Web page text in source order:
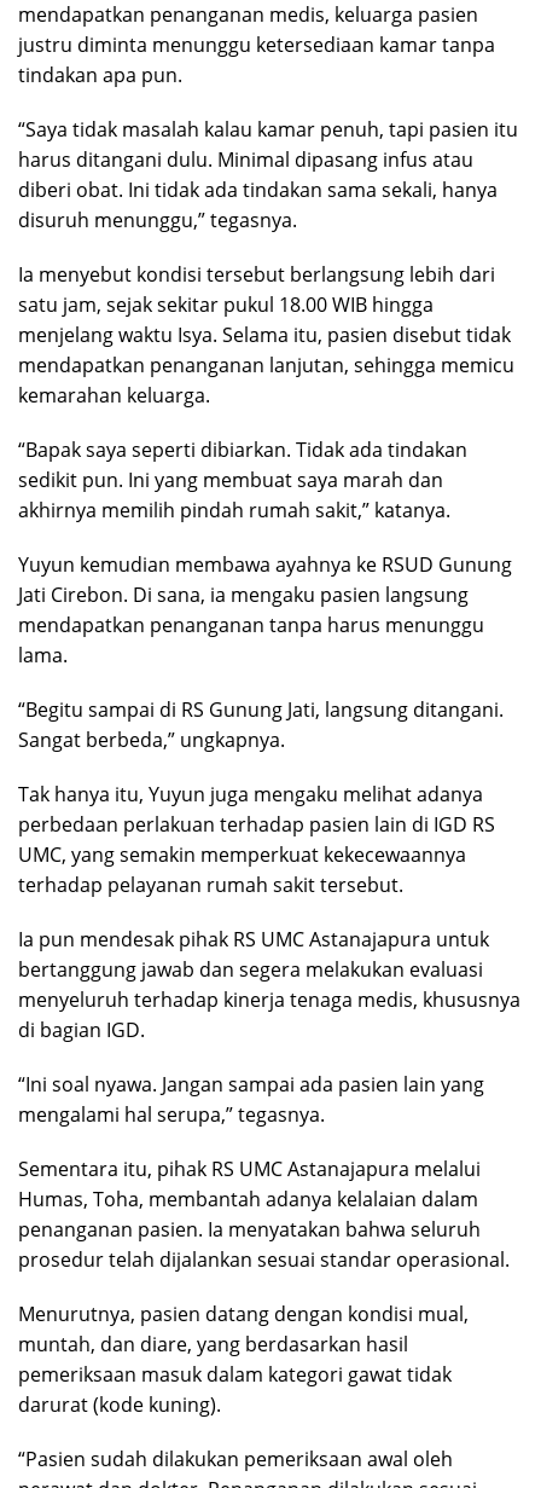
mendapatkan penanganan medis, keluarga pasien
justru diminta menunggu ketersediaan kamar tanpa
tindakan apa pun.
“Saya tidak masalah kalau kamar penuh, tapi pasien itu
harus ditangani dulu. Minimal dipasang infus atau
diberi obat. Ini tidak ada tindakan sama sekali, hanya
disuruh menunggu,” tegasnya.
Ia menyebut kondisi tersebut berlangsung lebih dari
satu jam, sejak sekitar pukul 18.00 WIB hingga
menjelang waktu Isya. Selama itu, pasien disebut tidak
mendapatkan penanganan lanjutan, sehingga memicu
kemarahan keluarga.
“Bapak saya seperti dibiarkan. Tidak ada tindakan
sedikit pun. Ini yang membuat saya marah dan
akhirnya memilih pindah rumah sakit,” katanya.
Yuyun kemudian membawa ayahnya ke RSUD Gunung
Jati Cirebon. Di sana, ia mengaku pasien langsung
mendapatkan penanganan tanpa harus menunggu
lama.
“Begitu sampai di RS Gunung Jati, langsung ditangani.
Sangat berbeda,” ungkapnya.
Tak hanya itu, Yuyun juga mengaku melihat adanya
perbedaan perlakuan terhadap pasien lain di IGD RS
UMC, yang semakin memperkuat kekecewaannya
terhadap pelayanan rumah sakit tersebut.
Ia pun mendesak pihak RS UMC Astanajapura untuk
bertanggung jawab dan segera melakukan evaluasi
menyeluruh terhadap kinerja tenaga medis, khususnya
di bagian IGD.
“Ini soal nyawa. Jangan sampai ada pasien lain yang
mengalami hal serupa,” tegasnya.
Sementara itu, pihak RS UMC Astanajapura melalui
Humas, Toha, membantah adanya kelalaian dalam
penanganan pasien. Ia menyatakan bahwa seluruh
prosedur telah dijalankan sesuai standar operasional.
Menurutnya, pasien datang dengan kondisi mual,
muntah, dan diare, yang berdasarkan hasil
pemeriksaan masuk dalam kategori gawat tidak
darurat (kode kuning).
“Pasien sudah dilakukan pemeriksaan awal oleh